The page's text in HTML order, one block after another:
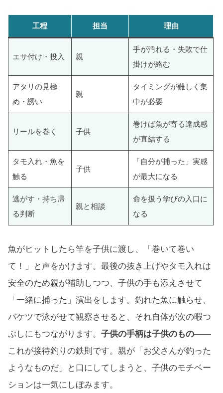
工程 担当 理由
エサ付け・投入 親
手が汚れる・失敗で仕
掛けが絡む
アタリの見極
め・誘い
親
タイミングが難しく集
中が必要
リールを巻く 子供
巻けば魚が寄る達成感
が直結する
タモ入れ・魚を
触る
子供
「自分が捕った」実感
が最大になる
逃がす・持ち帰
る判断
親と相談
命を扱う学びの入口に
なる
魚がヒットしたら竿を子供に渡し、「巻いて巻い
て！」と声をかけます。最後の抜き上げやタモ入れは
安全のため親が補助しつつ、子供の手も添えさせて
「一緒に捕った」演出をします。釣れた魚に触らせ、
バケツで泳がせて観察させると、それ自体が次の暇つ
ぶしにもつながります。 子供の手柄は子供のもの——
これが接待釣りの鉄則です。親が「お父さんが釣った
ようなものだ」と口にしてしまうと、子供のモチベー
ションは一気にしぼみます。